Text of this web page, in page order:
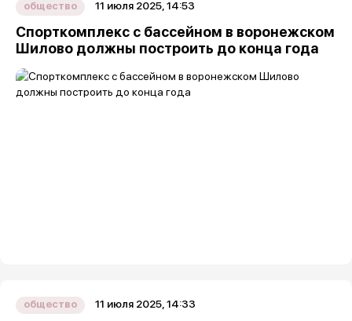
общество 11 июля 2025, 14:53
Спорткомплекс с бассейном в воронежском
Шилово должны построить до конца года
общество 11 июля 2025, 14:33